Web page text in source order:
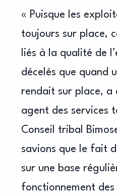
« Puisque les
toujours sur place,
liés à la qualité de
décelés que quand
rendait sur place, a
agent des services
Conseil tribal
savions que le fait
sur une base
fonctionnement